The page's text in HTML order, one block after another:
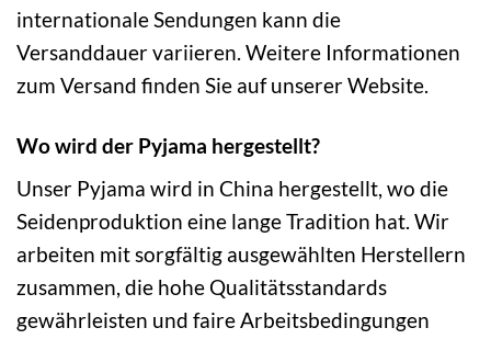
internationale Sendungen kann die
Versanddauer variieren. Weitere Informationen
zum Versand finden Sie auf unserer Website.
Wo wird der Pyjama hergestellt?
Unser Pyjama wird in China hergestellt, wo die
Seidenproduktion eine lange Tradition hat. Wir
arbeiten mit sorgfältig ausgewählten Herstellern
zusammen, die hohe Qualitätsstandards
gewährleisten und faire Arbeitsbedingungen